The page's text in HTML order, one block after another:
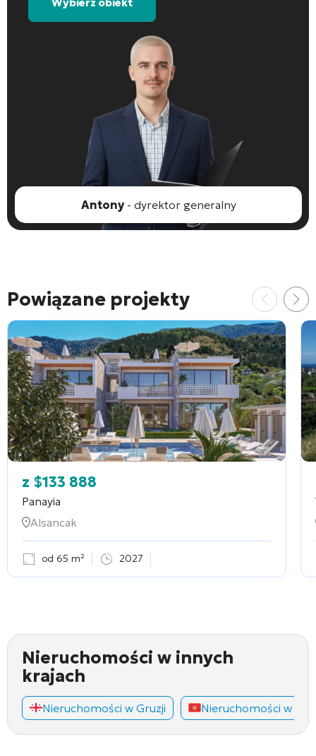
Antony- dyrektor generalny
Powiązane projekty
z $133 888
Panayia
Alsancak
od 65 m² 2027
Nieruchomości w innych
krajach
Nieruchomości w Gruzji Nieruchomości w